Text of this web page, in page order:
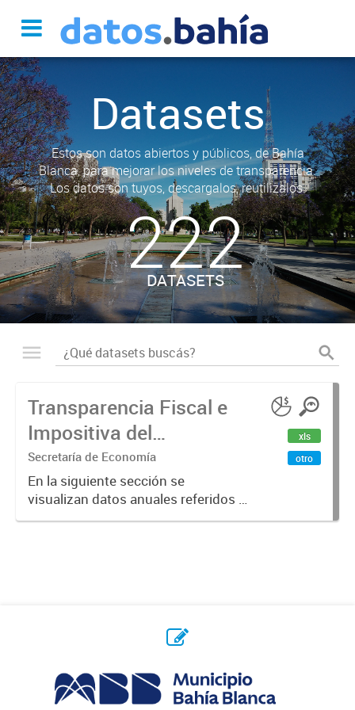
Datasets
Estos son datos abiertos y públicos, de Bahía
Blanca, para mejorar los niveles de transparencia.
Los datos son tuyos, descargalos, reutilizalos.
222
DATASETS
Transparencia Fiscal e
Impositiva del
Municipio. Año 2023
Secretaría de Economía
En la siguiente sección se
visualizan datos anuales referidos a
la transparencia fiscal e impositiva
xls
otro